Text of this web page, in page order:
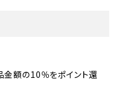
金額の10％をポイント還